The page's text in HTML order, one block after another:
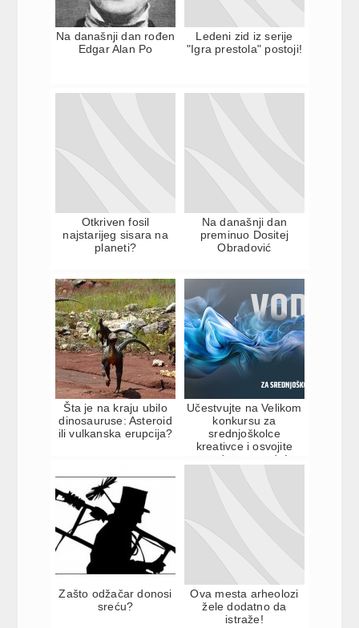
Na današnji dan rođen
Edgar Alan Po
Ledeni zid iz serije
"Igra prestola" postoji!
Otkriven fosil
najstarijeg sisara na
planeti?
Na današnji dan
preminuo Dositej
Obradović
Šta je na kraju ubilo
dinosauruse: Asteroid
ili vulkanska erupcija?
Učestvujte na Velikom
konkursu za
srednjoškolce
kreativce i osvojite
vredne nagrade!
Zašto odžačar donosi
sreću?
Ova mesta arheolozi
žele dodatno da
istraže!